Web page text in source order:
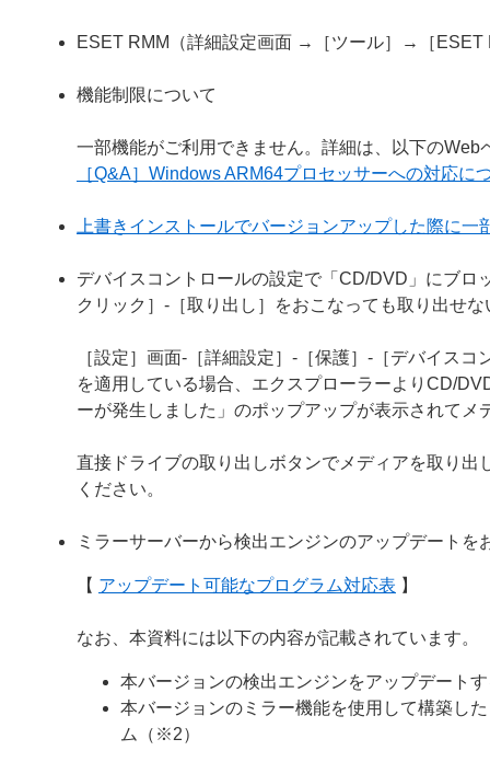
ESET RMM（詳細設定画面 →［ツール］→［ESET
機能制限について
一部機能がご利用できません。詳細は、以下の
［Q&A］Windows ARM64プロセッサーへの対応に
上書きインストールでバージョンアップした際に一
デバイスコントロールの設定で「CD/DVD」にブ
クリック］-［取り出し］をおこなっても取り出せな
［設定］画面-［詳細設定］-［保護］-［デバイス
を適用している場合、エクスプローラーよりCD/
ーが発生しました」のポップアップが表示されてメ
直接ドライブの取り出しボタンでメディアを取り
ください。
ミラーサーバーから検出エンジンのアップデート
【 アップデート可能なプログラム対応表 】
なお、本資料には以下の内容が記載されています。
本バージョンの検出エンジンをアップデート
本バージョンのミラー機能を使用して構築し
ム（※2）